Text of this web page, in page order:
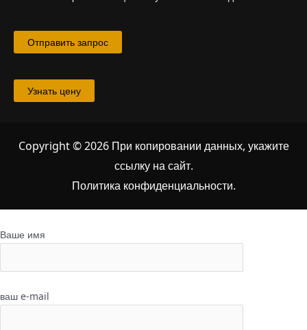
Отправить запрос
Узнать цену
Copyright © 2026 При копировании данных, укажите
ссылку на сайт.
Политика конфиденциальности.
Ваше имя
ваш e-mail